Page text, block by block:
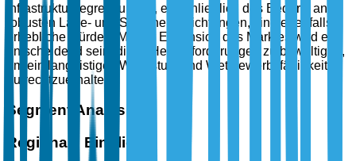
Infrastrukturbegrenzungen, einschließlich des Bedarfs an
robusten Lade- und Speichereinrichtungen, sind ebenfalls
erhebliche Hürden. Mit der Expansion des Marktes wird es
entscheidend sein, diese Herausforderungen zu bewältigen,
um ein langfristiges Wachstum und Wettbewerbsfähigkeit
aufrechtzuerhalten.
Segment Analysis
Regionale Einblicke